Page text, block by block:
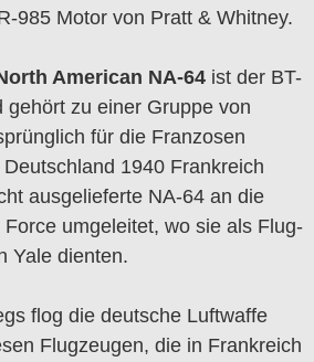
985 Motor von Pratt & Whitney.
American NA-64 ist der BT-
gehört zu einer Gruppe von
für die Franzosen
1940 Frankreich
ausgelieferte NA-64 an die
umgeleitet, wo sie als Flug-
Yale dienten.
flog die deutsche Luftwaffe
Flugzeugen, die in Frankreich